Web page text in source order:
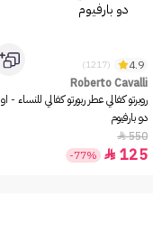
4.9
(1217)
Roberto Cavalli
روبرتو كفالي عطر ربورتو كفالي للنساء - او
دو بارفيوم
550

125

-77%